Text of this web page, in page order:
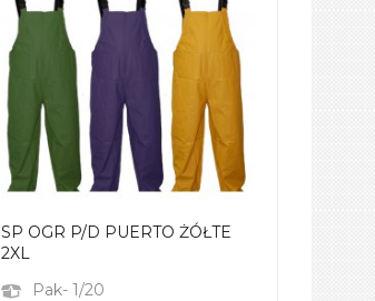
SP OGR P/D PUERTO ŻÓŁTE
2XL
Pak- 1/20